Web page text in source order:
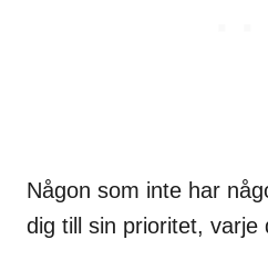
Någon som inte har
dig till sin prioritet, varje